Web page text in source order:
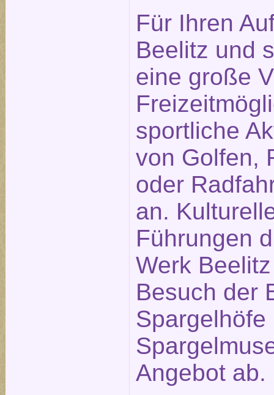
Für Ihren
Beelitz und
eine große
sportliche
von Golfen,
oder
an.
Führungen
Werk
Besuch der
Spargelhöfe
Angebot ab.